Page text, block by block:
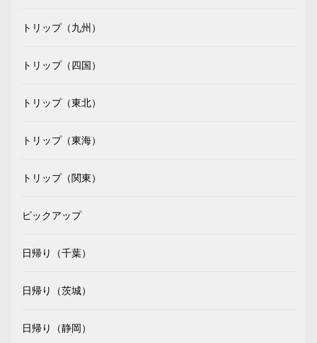
トリップ（九州）
トリップ（四国）
トリップ（東北）
トリップ（東海）
トリップ（関東）
ピックアップ
日帰り（千葉）
日帰り（茨城）
日帰り（静岡）